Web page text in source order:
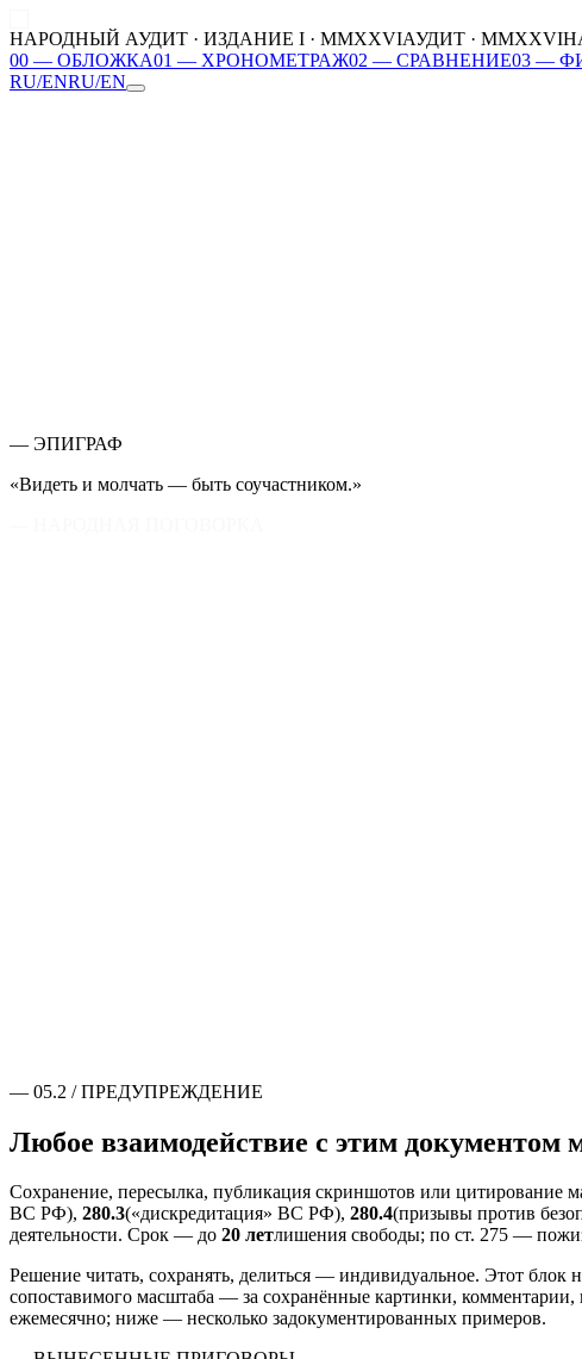
НАРОДНЫЙ АУДИТ · ИЗДАНИЕ I · MMXXVIАУДИТ · MMXXVI
00 — ОБЛОЖКА01 — ХРОНОМЕТРАЖ02 — СРАВНЕНИЕ03 —
RU/ENRU/EN
— ЭПИГРАФ
«Видеть и молчать — быть соучастником.»
— 05.2 /ПРЕДУПРЕЖДЕНИЕ
Любое взаимодействие с этим документом
Сохранение, пересылка, публикация скриншотов или цитирование
ВС РФ), 280.3(«дискредитация» ВС РФ), 280.4(призывы против
деятельности. Срок — до 20 летлишения свободы; по ст. 275 —
Решение читать, сохранять, делиться — индивидуальное. Этот блок
сопоставимого масштаба — за сохранённые картинки,
ежемесячно; ниже — несколько задокументированных примеров.